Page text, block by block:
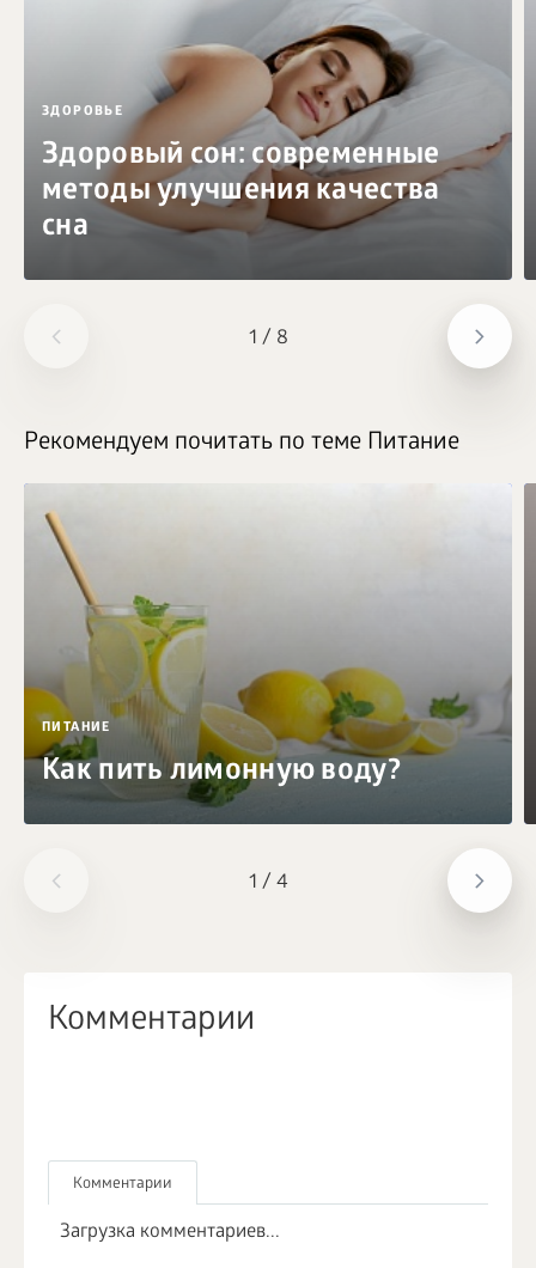
1 / 8
ЗДОРОВЬЕ
Здоровый сон: современные
методы улучшения качества
сна
1 / 4
Рекомендуем почитать по теме Питание
ПИТАНИЕ
Как пить лимонную воду?
Комментарии
Комментарии
Загрузка комментариев...